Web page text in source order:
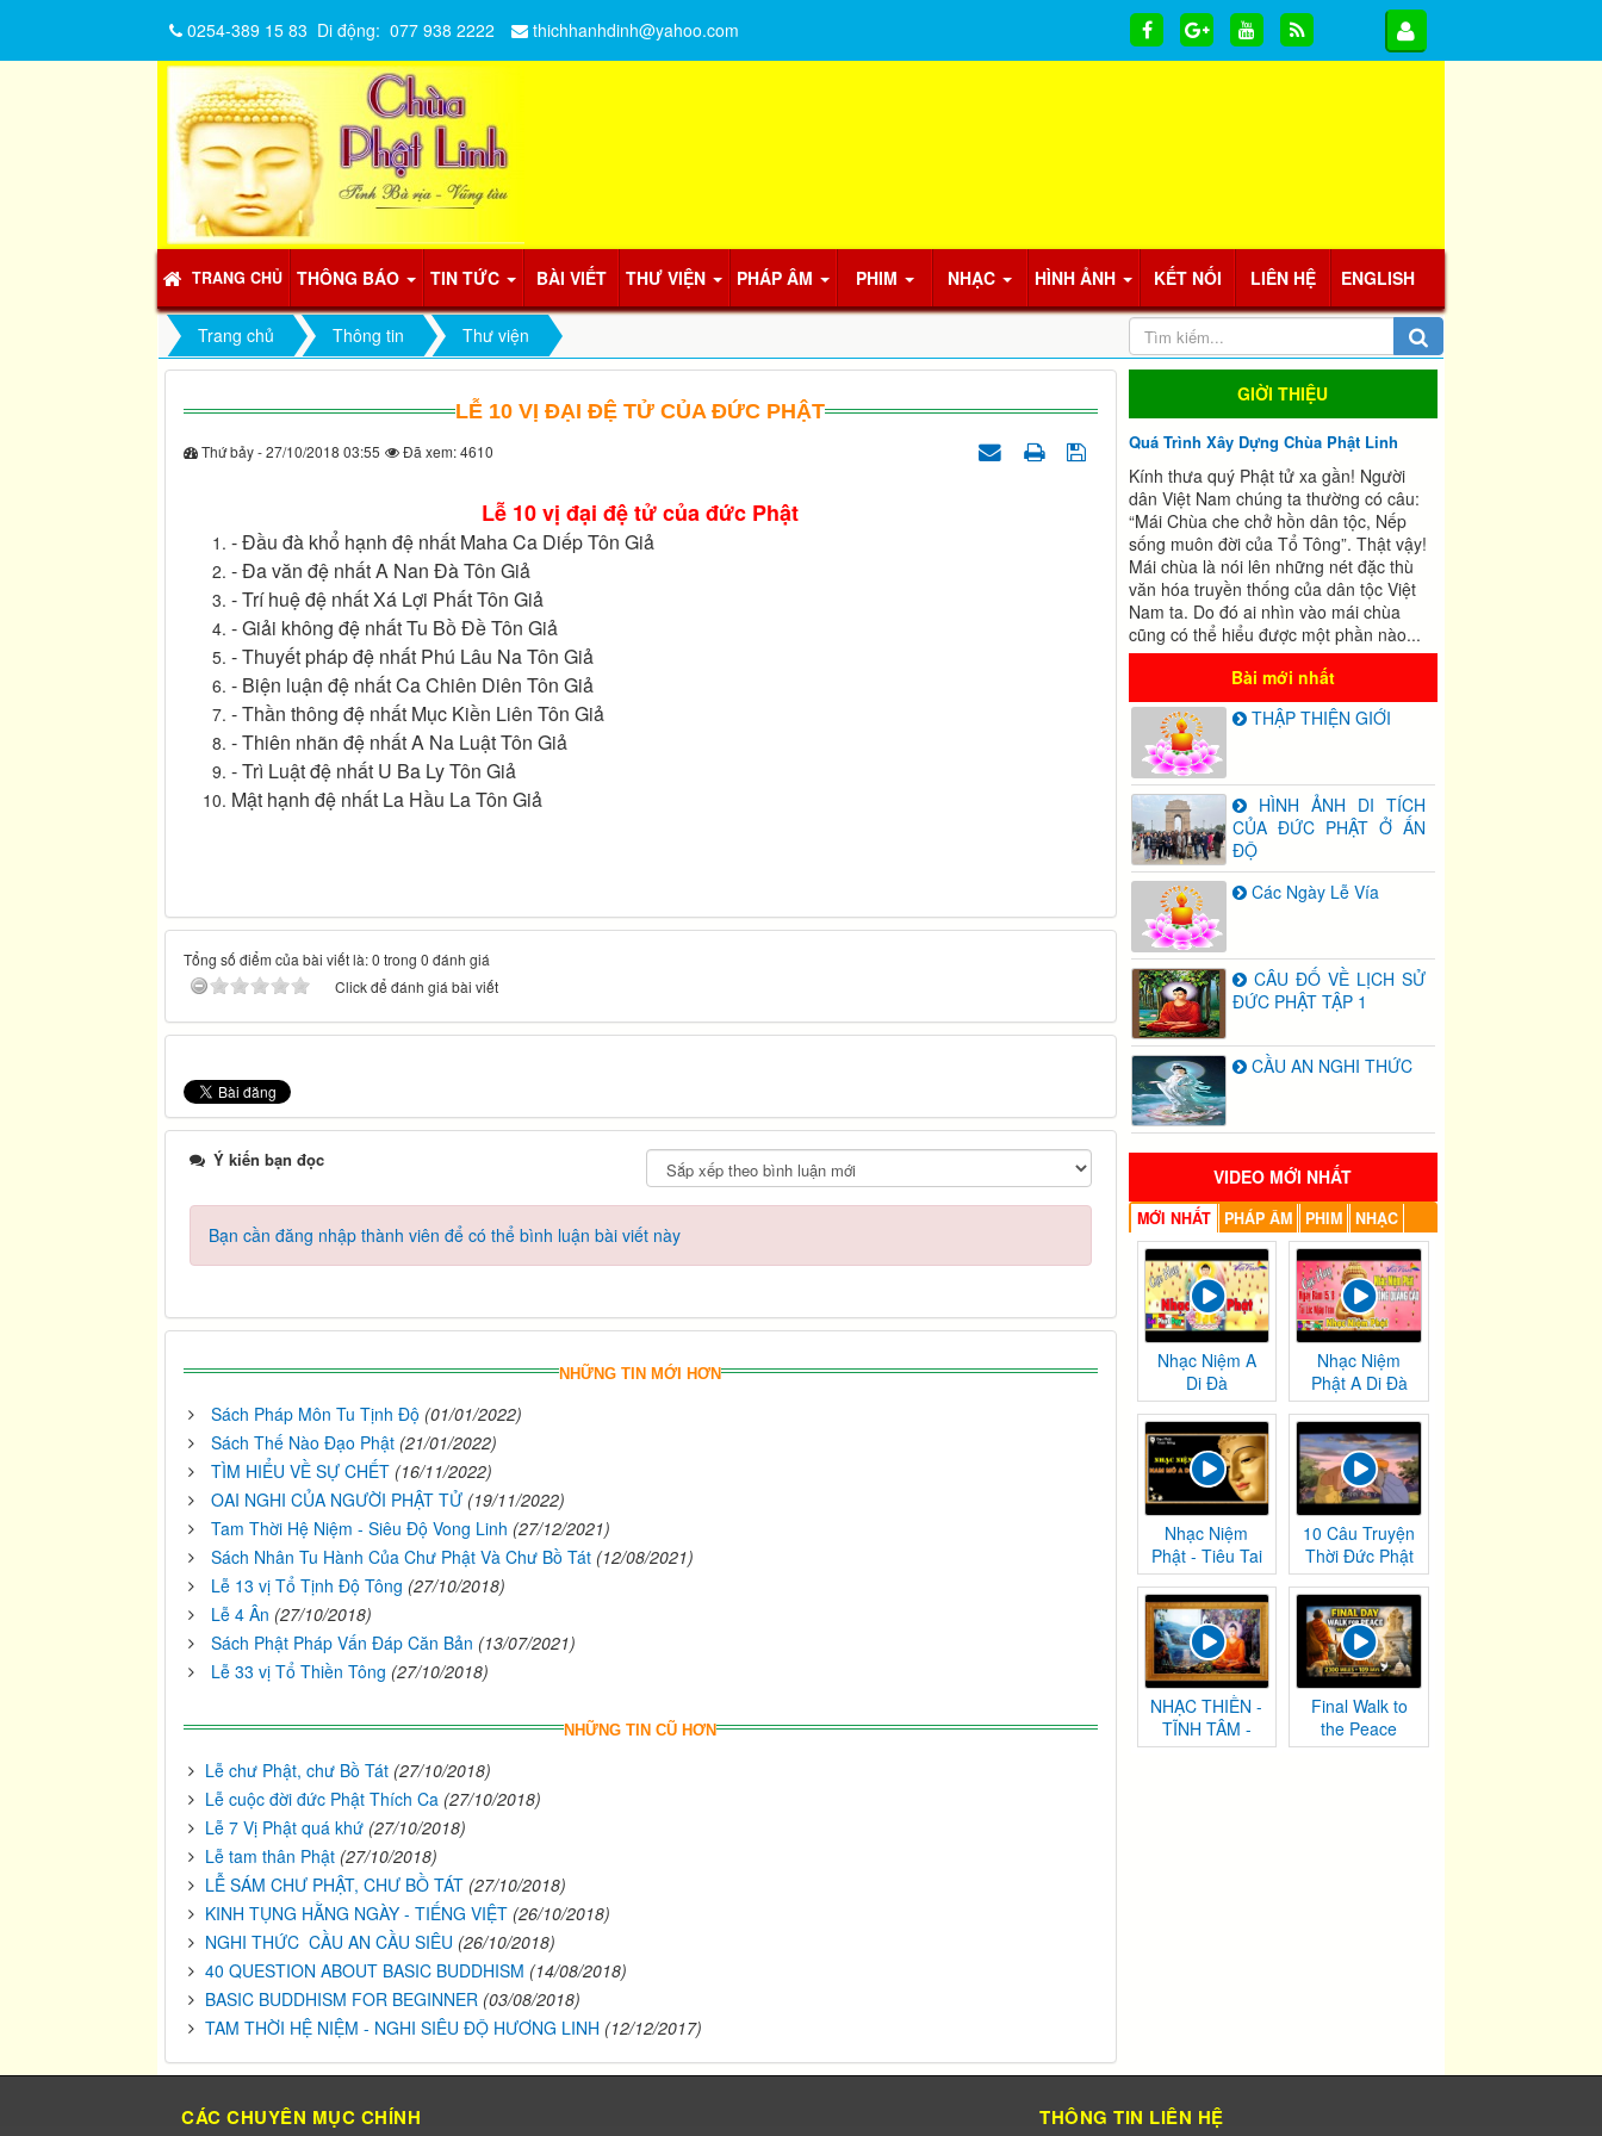
TRANG CHỦ THÔNG BÁO TIN TỨC BÀI VIẾT THƯ VIỆN PHÁP ÂM PHIM NHẠC HÌNH ẢNH KẾT NỐI LIÊN HỆ ENGLISH
0254-389 15 83 Di động: 077 938 2222 thichhanhdinh@yahoo.com
Trang chủ Thông tin Thư viện
LỄ 10 VỊ ĐẠI ĐỆ TỬ CỦA ĐỨC PHẬT
Thứ bảy - 27/10/2018 03:55 Đã xem: 4610
Lễ 10 vị đại đệ tử của đức Phật
- Đầu đà khổ hạnh đệ nhất Maha Ca Diếp Tôn Giả
- Đa văn đệ nhất A Nan Đà Tôn Giả
- Trí huệ đệ nhất Xá Lợi Phất Tôn Giả
- Giải không đệ nhất Tu Bồ Đề Tôn Giả
- Thuyết pháp đệ nhất Phú Lâu Na Tôn Giả
- Biện luận đệ nhất Ca Chiên Diên Tôn Giả
- Thần thông đệ nhất Mục Kiền Liên Tôn Giả
- Thiên nhãn đệ nhất A Na Luật Tôn Giả
- Trì Luật đệ nhất U Ba Ly Tôn Giả
Mật hạnh đệ nhất La Hầu La Tôn Giả
Tổng số điểm của bài viết là: 0 trong 0 đánh giá
Click để đánh giá bài viết
Ý kiến bạn đọc
Bạn cần đăng nhập thành viên để có thể bình luận bài viết này
NHỮNG TIN MỚI HƠN
Sách Pháp Môn Tu Tịnh Độ (01/01/2022)
Sách Thế Nào Đạo Phật (21/01/2022)
TÌM HIỂU VỀ SỰ CHẾT (16/11/2022)
OAI NGHI CỦA NGƯỜI PHẬT TỬ (19/11/2022)
Tam Thời Hệ Niệm - Siêu Độ Vong Linh (27/12/2021)
Sách Nhân Tu Hành Của Chư Phật Và Chư Bồ Tát (12/08/2021)
Lễ 13 vị Tổ Tịnh Độ Tông (27/10/2018)
Lễ 4 Ân (27/10/2018)
Sách Phật Pháp Vấn Đáp Căn Bản (13/07/2021)
Lễ 33 vị Tổ Thiền Tông (27/10/2018)
NHỮNG TIN CŨ HƠN
Lễ chư Phật, chư Bồ Tát (27/10/2018)
Lễ cuộc đời đức Phật Thích Ca (27/10/2018)
Lễ 7 Vị Phật quá khứ (27/10/2018)
Lễ tam thân Phật (27/10/2018)
LỄ SÁM CHƯ PHẬT, CHƯ BỒ TÁT (27/10/2018)
KINH TỤNG HẰNG NGÀY - TIẾNG VIỆT (26/10/2018)
NGHI THỨC CẦU AN CẦU SIÊU (26/10/2018)
40 QUESTION ABOUT BASIC BUDDHISM (14/08/2018)
BASIC BUDDHISM FOR BEGINNER (03/08/2018)
TAM THỜI HỆ NIỆM - NGHI SIÊU ĐỘ HƯƠNG LINH (12/12/2017)
GIỜI THIỆU
Quá Trình Xây Dựng Chùa Phật Linh
Kính thưa quý Phật tử xa gần! Người
dân Việt Nam chúng ta thường có câu:
“Mái Chùa che chở hồn dân tộc, Nếp
sống muôn đời của Tổ Tông”. Thật vậy!
Mái chùa là nói lên những nét đặc thù
văn hóa truyền thống của dân tộc Việt
Nam ta. Do đó ai nhìn vào mái chùa
cũng có thể hiểu được một phần nào...
Bài mới nhất
THẬP THIỆN GIỚI
HÌNH ẢNH DI TÍCH
CỦA ĐỨC PHẬT Ở ẤN
ĐỘ
Các Ngày Lễ Vía
CÂU ĐỐ VỀ LỊCH SỬ
ĐỨC PHẬT TẬP 1
CẦU AN NGHI THỨC
VIDEO MỚI NHẤT
MỚI NHẤT PHÁP ÂM PHIM NHẠC
Nhạc Niệm A
Di Đà
Nhạc Niệm
Phật A Di Đà
Nhạc Niệm
Phật - Tiêu Tai
Nghiệp
Chướng
10 Câu Truyện
Thời Đức Phật
Tại Thế
NHẠC THIỀN -
TĨNH TÂM -
AN NHIÊN TỰ
Final Walk to
the Peace
Monument |
CÁC CHUYÊN MỤC CHÍNH THÔNG TIN LIÊN HỆ